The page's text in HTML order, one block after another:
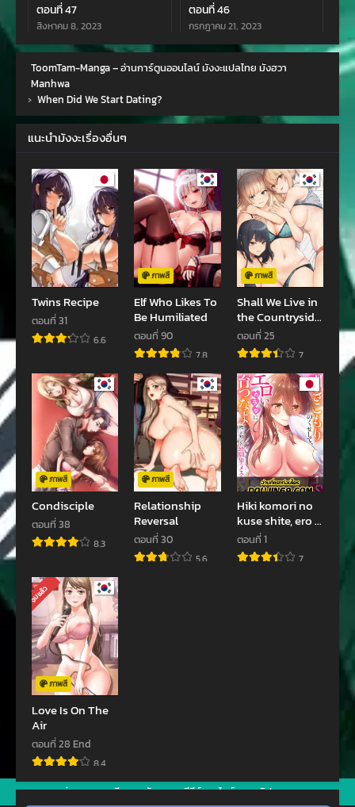
ตอนที่ 47
สิงหาคม 8, 2023
ตอนที่ 46
กรกฎาคม 21, 2023
กรกฎาคม 7, 2023
ตอนที่ 44
กรกฎาคม 2, 2023
มิถุนายน 21, 2023 มิถุนายน 13, 2023
มิถุนายน 4, 2023 มิถุนายน 1, 2023
ตอนที่ 39
พฤษภาคม 10, 2023
ตอนที่ 38
พฤษภาคม 10, 2023
ตอนที่ 37
พฤษภาคม 7, 2023
ตอนที่ 36
เมษายน 29, 2023
ตอนที่ 35
เมษายน 8, 2023
ตอนที่ 34
มีนาคม 26, 2023
มีนาคม 24, 2023
ตอนที่ 32
มีนาคม 9, 2023
ตอนที่ 31
มีนาคม 3, 2023
ตอนที่ 30
กุมภาพันธ์ 25, 2023
ตอนที่ 29
กุมภาพันธ์ 25, 2023
ตอนที่ 28
กุมภาพันธ์ 14, 2023
ตอนที่ 27
กุมภาพันธ์ 11, 2023
ตอนที่ 26
กุมภาพันธ์ 11, 2023
กุมภาพันธ์ 2, 2023
ตอนที่ 24
ตอนที่ 23
มกราคม 16, 2023
ตอนที่ 21
ธันวาคม 27, 2022
ตอนที่ 19
ธันวาคม 9, 2022
ตอนที่ 17
ToomTam-Manga – อ่านการ์ตูนออนไลน์ มังงะแปลไทย มังฮวา
Manhwa
› When Did We Start Dating?
แนะนำมังงะเรื่องอื่นๆ
Twins Recipe
ตอนที่ 31
6.6
ภาพสี
Elf Who Likes To
Be Humiliated
ตอนที่ 90
7.8
ภาพสี
Shall We Live in
the Countryside
Together?
ตอนที่ 25
7
ภาพสี
Condisciple
ตอนที่ 38
8.3
ภาพสี
Relationship
Reversal
ตอนที่ 30
5.6
Hiki komori no
kuse shite, ero i
Karada ni
sodatsu na yo ~
ore shika
ตอนที่ 1
7
จบแล้ว
ภาพสี
Love Is On The
Air
ตอนที่ 28 End
8.4
jav xxxจีน มังงะ ซีรีย์ออนไลน์ คลิปหลุด